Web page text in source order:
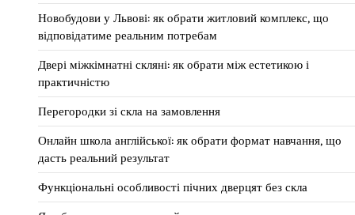
Новобудови у Львові: як обрати житловий комплекс, що
відповідатиме реальним потребам
Двері міжкімнатні скляні: як обрати між естетикою і
практичністю
Перегородки зі скла на замовлення
Онлайн школа англійської: як обрати формат навчання, що
дасть реальний результат
Функціональні особливості пічних дверцят без скла